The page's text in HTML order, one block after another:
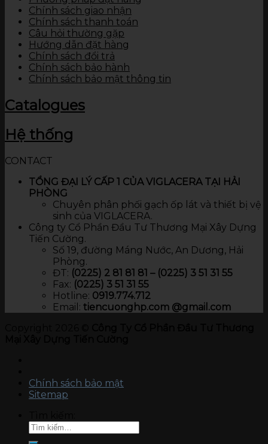
Chính sách giao nhận
Chính sách thanh toán
Câu hỏi thường gặp
Hướng dẫn đặt hàng
Chính sách đổi trả
Chính sách bảo hành
Chính sách bảo mật thông tin
Catalogues
Hệ thống
CONTACT
TỔNG ĐẠI LÝ CẤP 1 CỦA VIGLACERA TẠI HẢI
PHÒNG
Chuyên phân phối gạch ốp lát và thiết bị vệ
sinh của VIGLACERA.
Công ty Cổ Phần Đầu Tư Thương Mại Xây Dựng
Tiến Cường.
Số 19, đường Máng Nước, An Dương, Hải
Phòng.
ĐT: (0225) 2 81 81 81 – (0225) 3 51 31 55
Fax: (0225) 3 51 31 55
Hotline: 0919.774.712​
Email: tiencuonghp.com @gmail.com
Chính sách bảo mật
Sitemap